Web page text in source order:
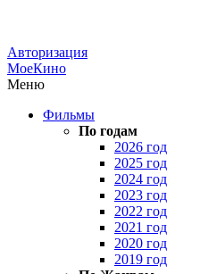
Авторизация
МоеКино
Меню
Фильмы
По годам
2026 год
2025 год
2024 год
2023 год
2022 год
2021 год
2020 год
2019 год